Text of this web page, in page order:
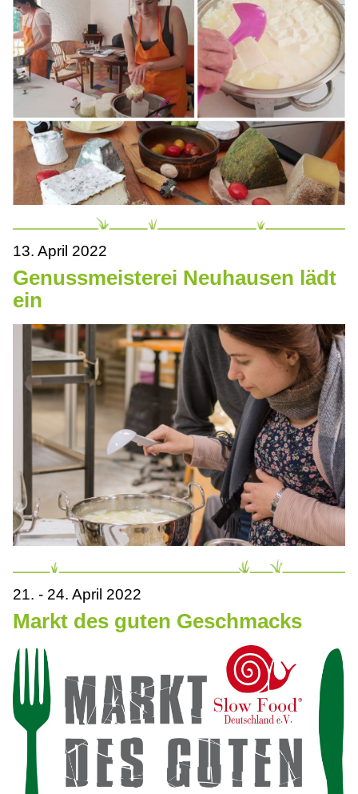
13. April 2022
Genussmeisterei Neuhausen lädt
ein
21. - 24. April 2022
Markt des guten Geschmacks